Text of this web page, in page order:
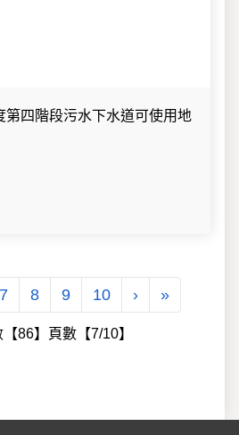
第四階段污水下水道可使用地
7 8 9 10 ›下一頁
»最後一頁
86】頁數【7/10】